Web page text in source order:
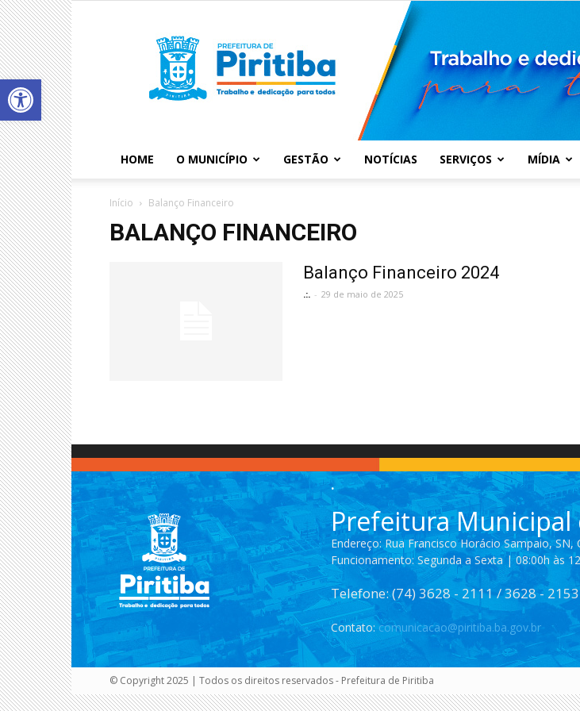
Abrir a barra de ferramentas
Piritiba
HOME O MUNICÍPIO GESTÃO NOTÍCIAS SERVIÇOS MÍDIA
Início Balanço Financeiro
BALANÇO FINANCEIRO
Balanço Financeiro 2024
.:. - 29 de maio de 2025
.
Prefeitura Municipal
Endereço: Rua Francisco Horácio Sampaio,
Funcionamento: Segunda a Sexta | 08:00h às
Telefone: (74) 3628 - 2111 / 3628 - 2153
Contato: comunicacao@piritiba.ba.gov.br
© Copyright 2025 | Todos os direitos reservados - Prefeitura de Piritiba